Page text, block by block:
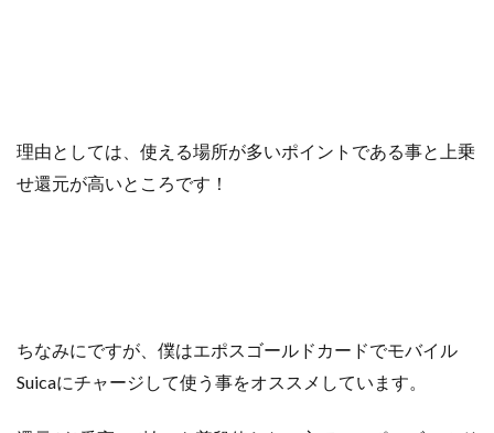
理由としては、使える場所が多いポイントである事と上乗
せ還元が高いところです！
ちなみにですが、僕はエポスゴールドカードでモバイル
Suicaにチャージして使う事をオススメしています。